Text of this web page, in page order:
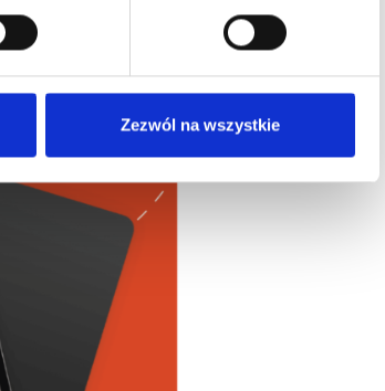
Zezwól na wszystkie